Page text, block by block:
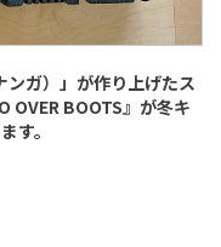
ンガ）」が作り上げたス
OVER BOOTS』が冬キ
す。